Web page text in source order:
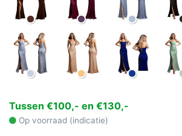
Tussen €100,- en €130,-
Op voorraad (indicatie)